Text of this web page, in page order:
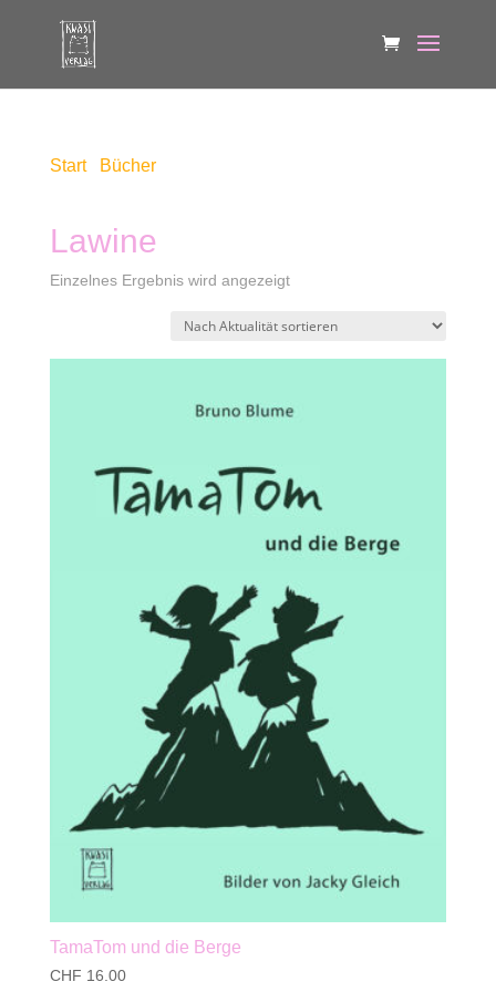
Start/ Bücher/ Produkte verschlagwortet mit
Lawine
Einzelnes Ergebnis wird angezeigt
TamaTom und die Berge
CHF 16.00